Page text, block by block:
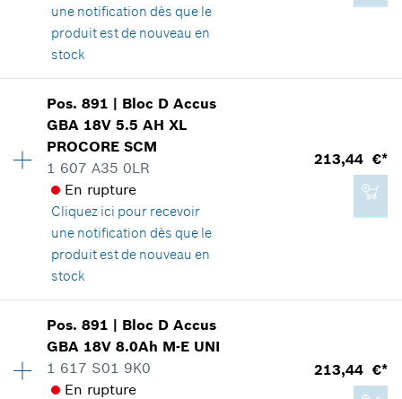
187,88 €*
*Tous les prix sont TTC hors frais de port
une notification dès que le
produit est de nouveau en
stock
Groupe de prix: 49
Informations pièces détachées
Adaptable sur outils
Positionner dans la vue éclatée
187,88 €*
*Tous les prix sont TTC hors frais de port
Pos.891 | Bloc D Accus
GBA 18V 5.5 AH XL
PROCORE SCM
1 607 A35 0LR
En rupture
Cliquez ici pour recevoir
une notification dès que le
produit est de nouveau en
stock
213,44 €*
Disponibilité 1
Groupe de prix: 50
Informations pièces détachées
Adaptable sur outils
Pos.891 | Bloc D Accus
GBA 18V 8.0Ah M-E UNI
1 617 S01 9K0
En rupture
213,44 €*